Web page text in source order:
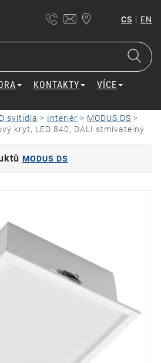
CS | EN
KONTAKTY VÍCE
svítidla > Interiér > MODUS DS >
kryt, LED 840, DALI stmívatelný
MODUS DS